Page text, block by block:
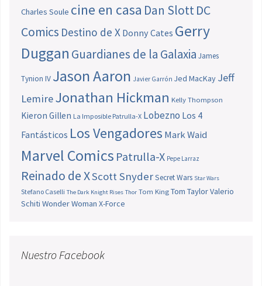
Charles Soule cine en casa Dan SlottDC
Comics Destino de X Donny Cates Gerry
Duggan Guardianes de la Galaxia James
Tynion IV Jason Aaron Javier Garrón Jed MacKay Jeff
LemireJonathan Hickman Kelly Thompson
Kieron Gillen La Imposible Patrulla-X Lobezno Los 4
Fantásticos Los Vengadores Mark Waid
Marvel Comics Patrulla-X Pepe Larraz
Reinado de XScott SnyderSecret Wars Star Wars
Stefano Caselli The Dark Knight Rises Thor Tom King Tom TaylorValerio
Schiti Wonder Woman X-Force
Nuestro Facebook